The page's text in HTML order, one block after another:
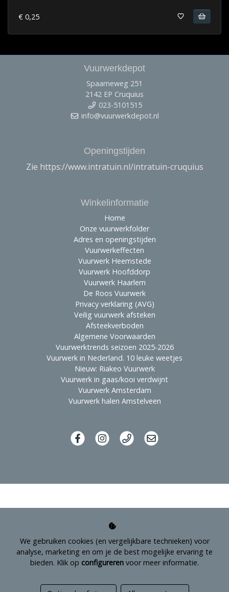
€ 0,25
We gebruiken cookies (en vergelijkbare technieken) voor
analyse, marketing en om je de best mogelijke ervaring te
bieden. Klik op configureren voor meer informatie.
Vuurwerkdepot
Spaarneweg 251
2142 EP Cruquius
023-5101515
info@vuurwerkdepot.nl
Openingstijden
Zie https://www.intratuin.nl/intratuin-cruquius
Winkelinformatie
Home
Onze vuurwerkfolder
Adres en openingstijden
Vuurwerkeffecten
Vuurwerk Heemstede
Vuurwerk Hoofddorp
Vuurwerk Haarlem
De Roos Vuurwerk
Privacy verklaring (AVG)
Veilig vuurwerk afsteken
Afsteekverboden
Algemene Voorwaarden
Vuurwerktrends seizoen 2025-2026
Vuurwerk in Nederland. 10 leuke weetjes
Nieuw: Riakeo Vuurwerk
Vuurwerk in gaas/kooi verdwijnt
Vuurwerk Amsterdam
Vuurwerk halen Amstelveen
Managed hosting